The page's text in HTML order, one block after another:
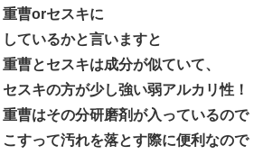
重曹orセスキに
しているかと言いますと
重曹とセスキは成分が似ていて、
セスキの方が少し強い弱アルカリ性！
重曹はその分研磨剤が入っているので
こすって汚れを落とす際に便利なので